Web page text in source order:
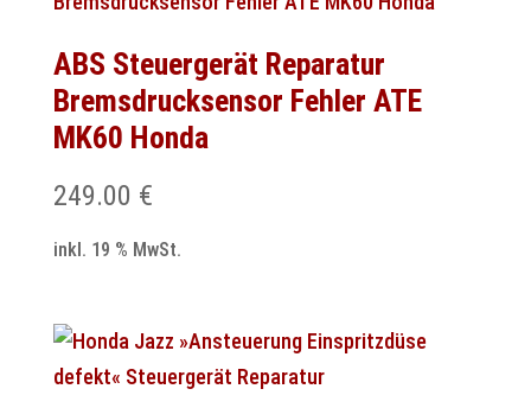
ABS Steuergerät Reparatur
Bremsdrucksensor Fehler ATE
MK60 Honda
249.00 €
inkl. 19 % MwSt.